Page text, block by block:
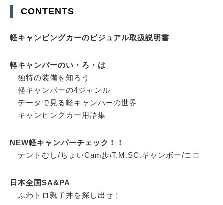
CONTENTS
軽キャンピングカーのビジュアル取扱説明書
軽キャンパーのい・ろ・は
独特の装備を知ろう
軽キャンパーの4ジャンル
データで見る軽キャンパーの世界
キャンピングカー用語集
NEW軽キャンパーチェック！！
テントむし/ちょいCam歩/T.M.SC.ギャンボー/コロ
日本全国SA&PA
ふわトロ親子丼を探し出せ！